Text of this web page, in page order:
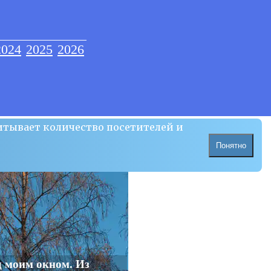
2025 2026
количество посетителей и
Понятно
моим окном. Из